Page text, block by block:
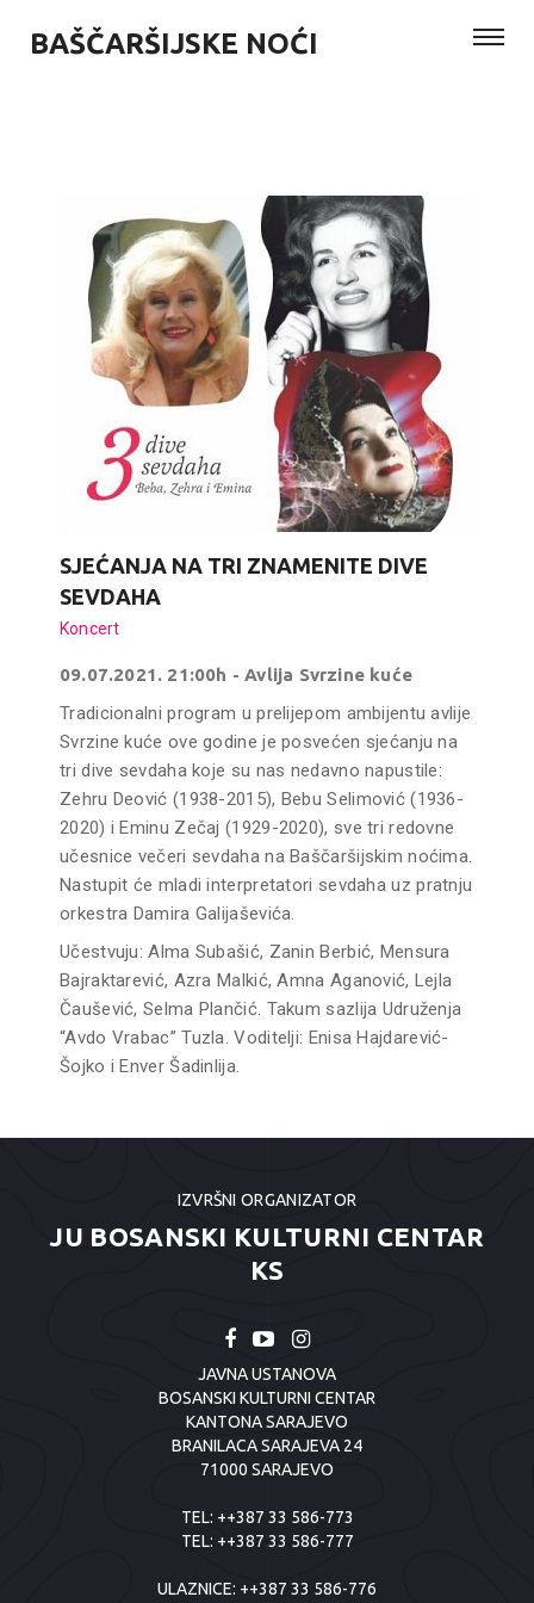
BAŠČARŠIJSKE NOĆI
SJEĆANJA NA TRI ZNAMENITE DIVE
SEVDAHA
Koncert
09.07.2021. 21:00h - Avlija Svrzine kuće
Tradicionalni program u prelijepom ambijentu avlije
Svrzine kuće ove godine je posvećen sjećanju na
tri dive sevdaha koje su nas nedavno napustile:
Zehru Deović (1938-2015), Bebu Selimović (1936-
2020) i Eminu Zečaj (1929-2020), sve tri redovne
učesnice večeri sevdaha na Baščaršijskim noćima.
Nastupit će mladi interpretatori sevdaha uz pratnju
orkestra Damira Galijaševića.
Učestvuju: Alma Subašić, Zanin Berbić, Mensura
Bajraktarević, Azra Malkić, Amna Aganović, Lejla
Čaušević, Selma Plančić. Takum sazlija Udruženja
“Avdo Vrabac” Tuzla. Voditelji: Enisa Hajdarević-
Šojko i Enver Šadinlija.
IZVRŠNI ORGANIZATOR
JU BOSANSKI KULTURNI CENTAR
KS
JAVNA USTANOVA
BOSANSKI KULTURNI CENTAR
KANTONA SARAJEVO
BRANILACA SARAJEVA 24
71000 SARAJEVO
TEL: ++387 33 586-773
TEL: ++387 33 586-777
ULAZNICE: ++387 33 586-776